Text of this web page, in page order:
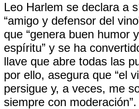
Leo Harlem se declara a
“amigo y defensor del
que “genera buen humor
espíritu” y se ha
llave que abre todas las
por ello, asegura que “el
persigue y, a veces, me
siempre con moderación”.